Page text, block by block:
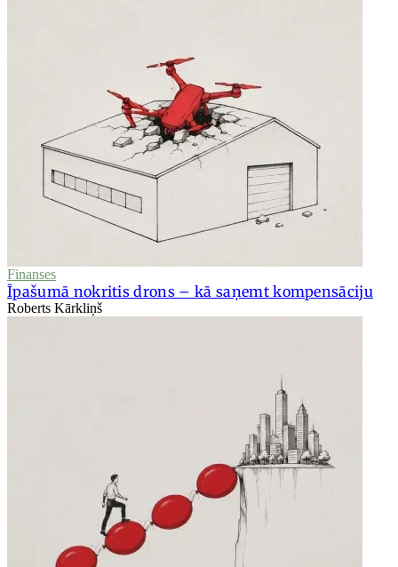
Finanses
Īpašumā nokritis drons – kā saņemt kompensāciju
Roberts Kārkliņš